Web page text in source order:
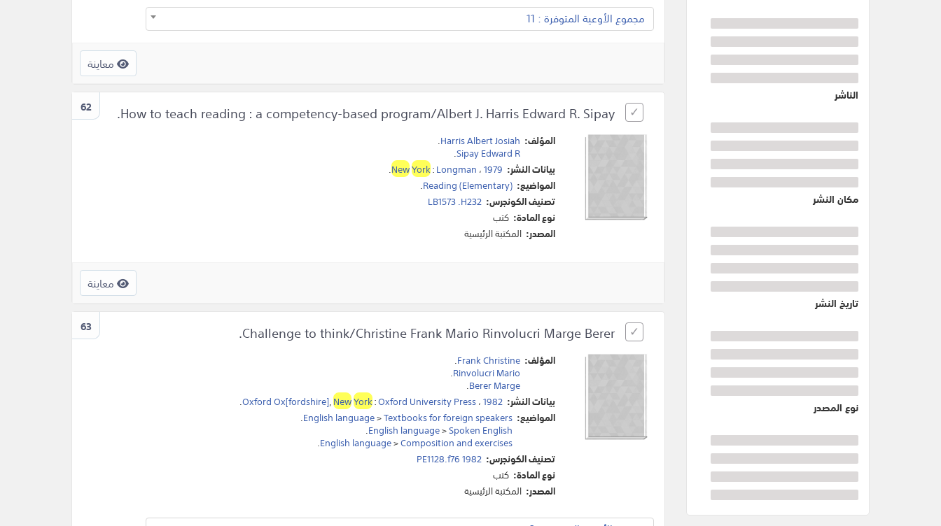
الناشر
مكان النشر
تاريخ النشر
نوع المصدر
مجموع الأوعية المتوفرة : 11
معاينة
62 How to teach reading : a competency-based program/Albert J. Harris Edward R. Sipay.
المؤلف: Harris Albert Josiah
.
Sipay Edward R
.
بيانات النشر:
NewYork:Longman ،1979
.
المواضيع: Reading (Elementary)
.
تصنيف الكونجرس: LB1573 .H232
نوع المادة: كتب
المصدر: المكتبة الرئيسية
معاينة
63 Challenge to think/Christine Frank Mario Rinvolucri Marge Berer.
المؤلف: Frank Christine
.
Rinvolucri Mario
.
Berer Marge
.
بيانات النشر:
Oxford Ox[fordshire],NewYork:Oxford University Press،1982
.
المواضيع:
English language>Textbooks for foreign speakers
.
English language>Spoken English
.
English language>Composition and exercises
.
تصنيف الكونجرس: PE1128.f76 1982
نوع المادة: كتب
المصدر: المكتبة الرئيسية